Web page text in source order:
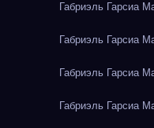
Габриэль Гарсиа
Габриэль Гарсиа
Габриэль Гарсиа
Габриэль Гарсиа